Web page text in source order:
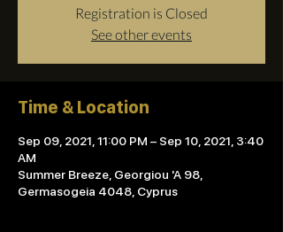
Registration is Closed
See other events
Time & Location
Sep 09, 2021, 11:00 PM – Sep 10, 2021, 3:40
AM
Summer Breeze, Georgiou 'A 98,
Germasogeia 4048, Cyprus